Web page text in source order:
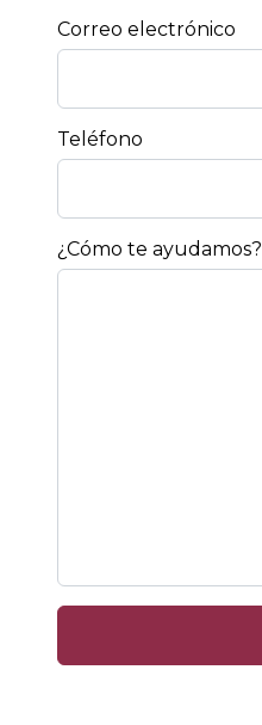
Correo electrónico
Teléfono
¿Cómo te ayudamos?